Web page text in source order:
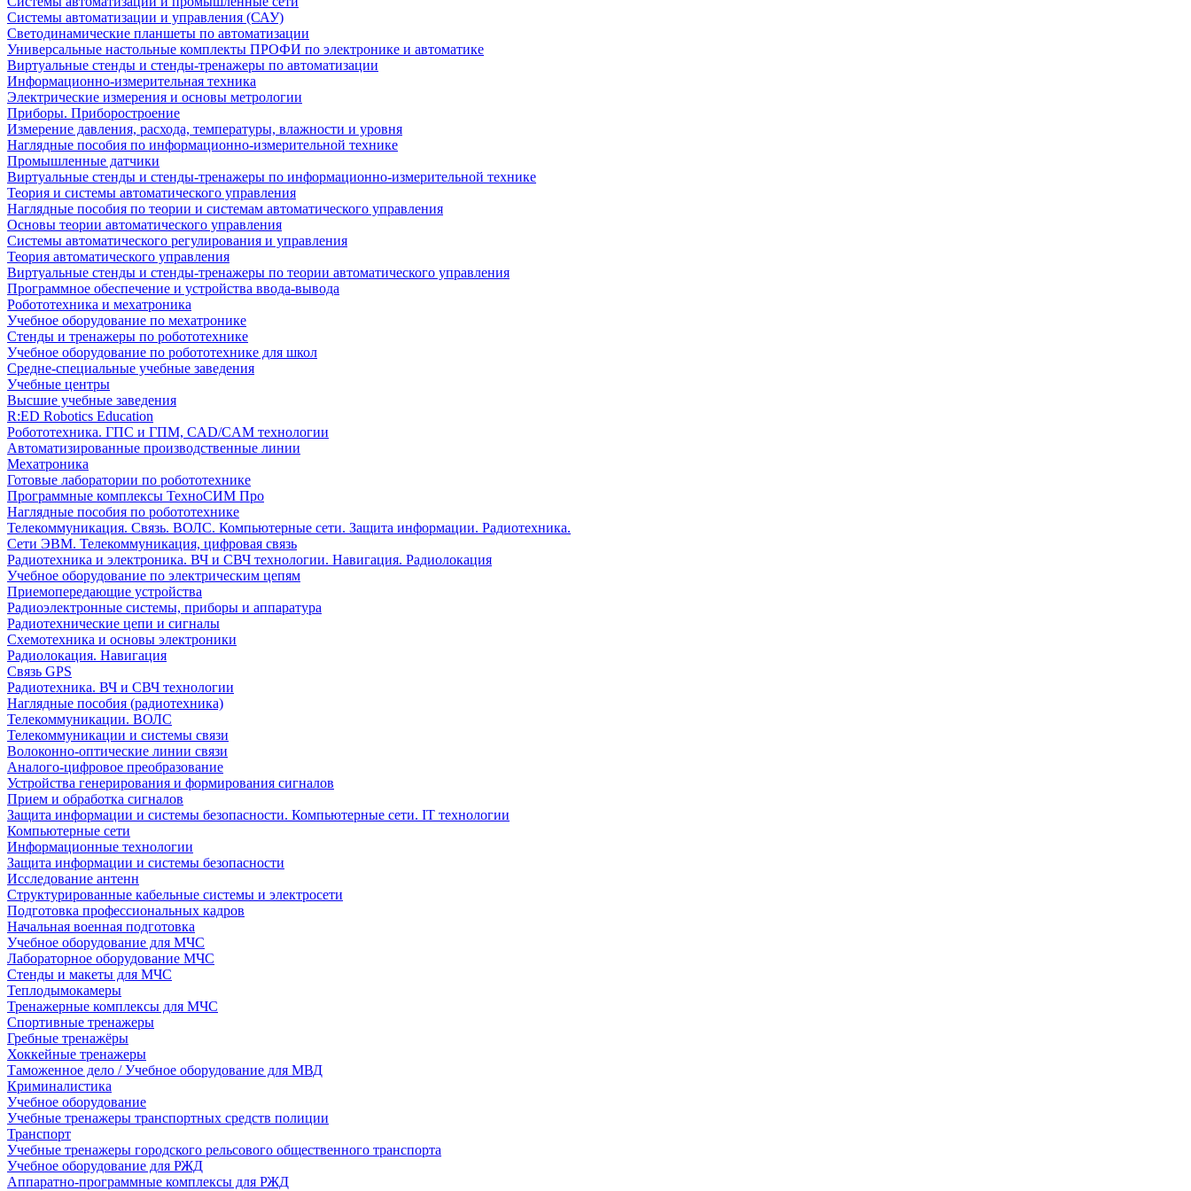
Системы автоматизации и управления (САУ)
Светодинамические планшеты по автоматизации
Универсальные настольные комплекты ПРОФИ по электронике и автоматике
Виртуальные стенды и стенды-тренажеры по автоматизации
Информационно-измерительная техника
Электрические измерения и основы метрологии
Приборы. Приборостроение
Измерение давления, расхода, температуры, влажности и уровня
Наглядные пособия по информационно-измерительной технике
Промышленные датчики
Виртуальные стенды и стенды-тренажеры по информационно-измерительной технике
Теория и системы автоматического управления
Наглядные пособия по теории и системам автоматического управления
Основы теории автоматического управления
Системы автоматического регулирования и управления
Теория автоматического управления
Виртуальные стенды и стенды-тренажеры по теории автоматического управления
Программное обеспечение и устройства ввода-вывода
Робототехника и мехатроника
Учебное оборудование по мехатронике
Стенды и тренажеры по робототехнике
Учебное оборудование по робототехнике для школ
Средне-специальные учебные заведения
Учебные центры
Высшие учебные заведения
R:ED Robotics Education
Робототехника. ГПС и ГПМ, CAD/CAM технологии
Автоматизированные производственные линии
Мехатроника
Готовые лаборатории по робототехнике
Программные комплексы ТехноСИМ Про
Наглядные пособия по робототехнике
Телекоммуникация. Связь. ВОЛС. Компьютерные сети. Защита информации. Радиотехника.
Сети ЭВМ. Телекоммуникация, цифровая связь
Радиотехника и электроника. ВЧ и СВЧ технологии. Навигация. Радиолокация
Учебное оборудование по электрическим цепям
Приемопередающие устройства
Радиоэлектронные системы, приборы и аппаратура
Радиотехнические цепи и сигналы
Схемотехника и основы электроники
Радиолокация. Навигация
Связь GPS
Радиотехника. ВЧ и СВЧ технологии
Наглядные пособия (радиотехника)
Телекоммуникации. ВОЛС
Телекоммуникации и системы связи
Волоконно-оптические линии связи
Аналого-цифровое преобразование
Устройства генерирования и формирования сигналов
Прием и обработка сигналов
Защита информации и системы безопасности. Компьютерные сети. IT технологии
Компьютерные сети
Информационные технологии
Защита информации и системы безопасности
Исследование антенн
Структурированные кабельные системы и электросети
Подготовка профессиональных кадров
Начальная военная подготовка
Учебное оборудование для МЧС
Лабораторное оборудование МЧС
Стенды и макеты для МЧС
Теплодымокамеры
Тренажерные комплексы для МЧС
Спортивные тренажеры
Гребные тренажёры
Хоккейные тренажеры
Таможенное дело / Учебное оборудование для МВД
Криминалистика
Учебное оборудование
Учебные тренажеры транспортных средств полиции
Транспорт
Учебные тренажеры городского рельсового общественного транспорта
Учебное оборудование для РЖД
Аппаратно-программные комплексы для РЖД